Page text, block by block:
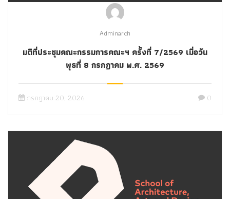
Adminarch
มติที่ประชุมคณะกรรมการคณะฯ ครั้งที่ 7/2569 เมื่อวัน
พุธที่ 8 กรกฎาคม พ.ศ. 2569
กรกฎาคม 20, 2026 0